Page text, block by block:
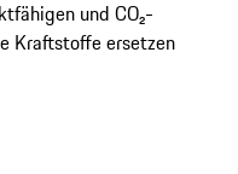
und CO₂-
Kraftstoffe ersetzen